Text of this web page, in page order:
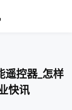
遥控器_怎样
快讯